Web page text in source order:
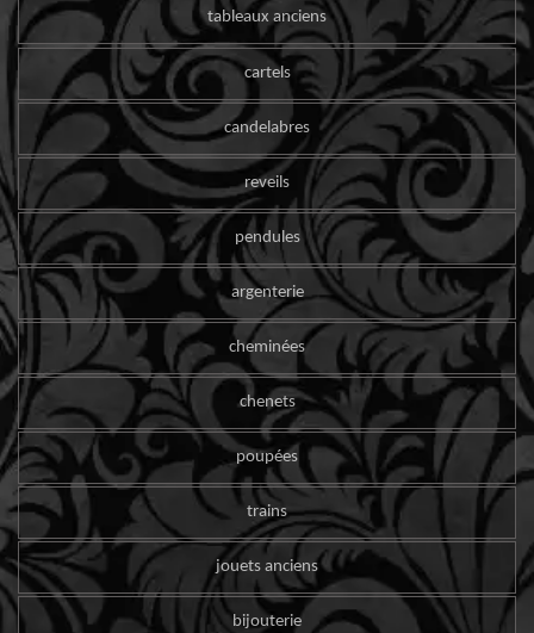
tableaux anciens
cartels
candelabres
reveils
pendules
argenterie
cheminées
chenets
poupées
trains
jouets anciens
bijouterie